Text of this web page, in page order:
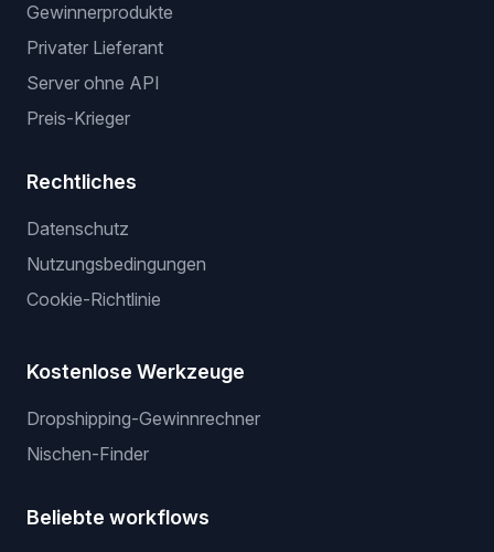
Gewinnerprodukte
Privater Lieferant
Server ohne API
Preis-Krieger
Rechtliches
Datenschutz
Nutzungsbedingungen
Cookie-Richtlinie
Kostenlose Werkzeuge
Dropshipping-Gewinnrechner
Nischen-Finder
Beliebte workflows